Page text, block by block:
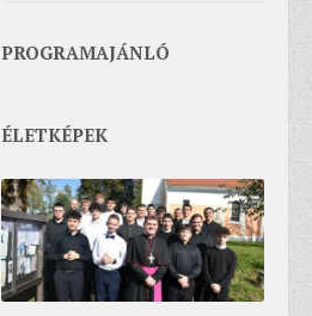
PROGRAMAJÁNLÓ
ÉLETKÉPEK